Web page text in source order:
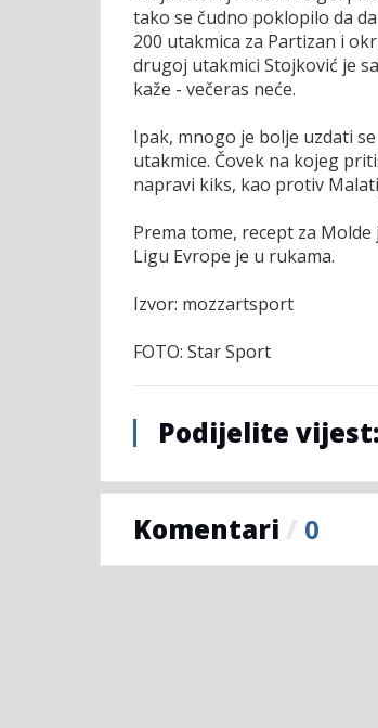
tako se čudno poklopilo da
200 utakmica za Partizan i
drugoj utakmici Stojković je
kaže - večeras neće.
Ipak, mnogo je bolje uzdati
utakmice. Čovek na kojeg
napravi kiks, kao protiv
Prema tome, recept za
Ligu Evrope je u rukama.
Izvor: mozzartsport
FOTO: Star Sport
Podijelite vijest:
Komentari / 0